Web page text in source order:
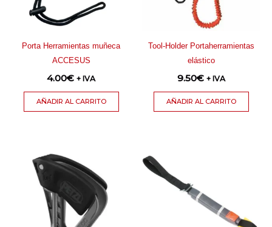
Porta Herramientas muñeca
ACCESUS
4.00€ + IVA
AÑADIR AL CARRITO
Tool-Holder Portaherramientas
elástico
9.50€ + IVA
AÑADIR AL CARRITO